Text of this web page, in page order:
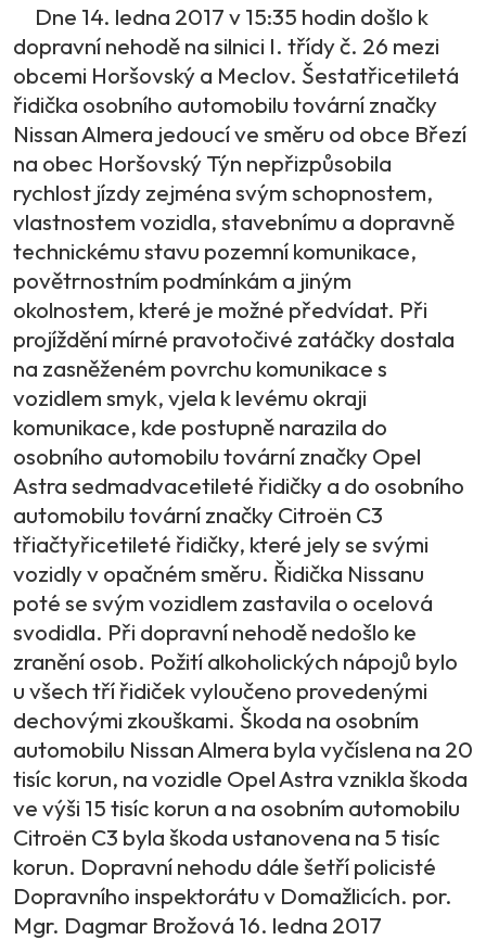
Dne 14. ledna 2017 v 15:35 hodin došlo k
dopravní nehodě na silnici I. třídy č. 26 mezi
obcemi Horšovský a Meclov. Šestatřicetiletá
řidička osobního automobilu tovární značky
Nissan Almera jedoucí ve směru od obce Březí
na obec Horšovský Týn nepřizpůsobila
rychlost jízdy zejména svým schopnostem,
vlastnostem vozidla, stavebnímu a dopravně
technickému stavu pozemní komunikace,
povětrnostním podmínkám a jiným
okolnostem, které je možné předvídat. Při
projíždění mírné pravotočivé zatáčky dostala
na zasněženém povrchu komunikace s
vozidlem smyk, vjela k levému okraji
komunikace, kde postupně narazila do
osobního automobilu tovární značky Opel
Astra sedmadvacetileté řidičky a do osobního
automobilu tovární značky Citroën C3
třiačtyřicetileté řidičky, které jely se svými
vozidly v opačném směru. Řidička Nissanu
poté se svým vozidlem zastavila o ocelová
svodidla. Při dopravní nehodě nedošlo ke
zranění osob. Požití alkoholických nápojů bylo
u všech tří řidiček vyloučeno provedenými
dechovými zkouškami. Škoda na osobním
automobilu Nissan Almera byla vyčíslena na 20
tisíc korun, na vozidle Opel Astra vznikla škoda
ve výši 15 tisíc korun a na osobním automobilu
Citroën C3 byla škoda ustanovena na 5 tisíc
korun. Dopravní nehodu dále šetří policisté
Dopravního inspektorátu v Domažlicích. por.
Mgr. Dagmar Brožová 16. ledna 2017